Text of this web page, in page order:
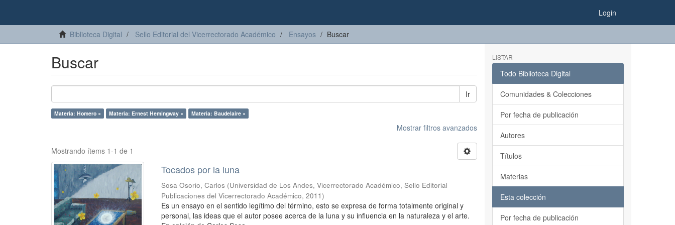
Login
Biblioteca Digital Sello Editorial del Vicerrectorado Académico Ensayos Buscar
Buscar
Ir
Materia: Homero × Materia: Ernest Hemingway × Materia: Baudelaire ×
Mostrar filtros avanzados
Mostrando ítems 1-1 de 1
Tocados por la luna
Sosa Osorio, Carlos (Universidad de Los Andes, Vicerrectorado Académico, Sello Editorial
Publicaciones del Vicerrectorado Académico,2011)
Es un ensayo en el sentido legítimo del término, esto se expresa de forma totalmente original y
personal, las ideas que el autor posee acerca de la luna y su influencia en la naturaleza y el arte.
LISTAR
Todo Biblioteca Digital
Comunidades & Colecciones
Por fecha de publicación
Autores
Títulos
Materias
Esta colección
Por fecha de publicación